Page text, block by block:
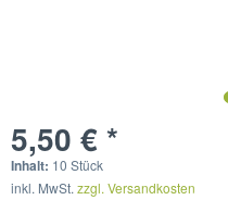
5,50 € *
Inhalt: 10 Stück
inkl. MwSt. zzgl. Versandkosten